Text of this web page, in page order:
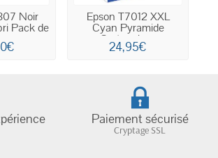
Noir
Pack de
Epson T7012 XXL
Cyan Pyramide
Cartouche...
24,95€
Paiement sécurisé
Cryptage SSL